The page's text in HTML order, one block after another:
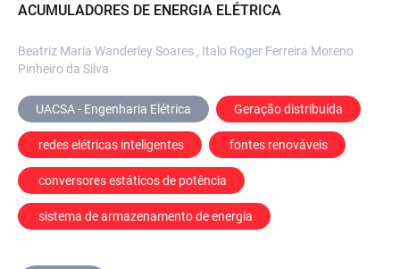
ACUMULADORES DE ENERGIA ELÉTRICA
Beatriz Maria Wanderley Soares , Italo Roger Ferreira Moreno
Pinheiro da Silva
UACSA - Engenharia Elétrica Geração distribuída
redes elétricas inteligentes fontes renováveis
conversores estáticos de potência
sistema de armazenamento de energia